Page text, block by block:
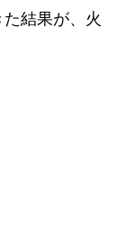
結果が、火